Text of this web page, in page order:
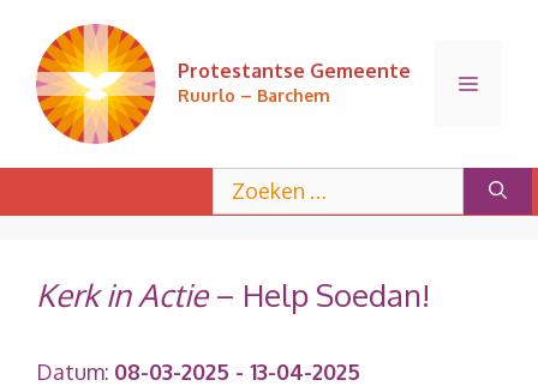
inhoud
Protestantse Gemeente
Ruurlo – Barchem
Menu
naar:
Kerk in Actie– Help Soedan!
Datum: 08-03-2025 - 13-04-2025